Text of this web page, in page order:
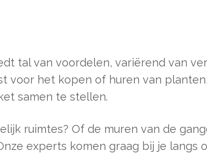
tal van voordelen, variërend van
voor het kopen of huren van
samen te stellen.
ruimtes? Of de muren van de
experts komen graag bij je langs